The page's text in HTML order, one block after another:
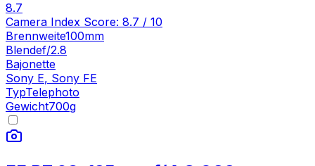
8.7
Camera Index Score: 8.7 / 10
Brennweite100mm
Blendef/2.8
Bajonette
Sony E, Sony FE
TypTelephoto
Gewicht700g